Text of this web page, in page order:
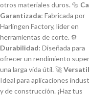
otros materiales duros. 🔩
Garantizada: Fabricada por
Harlingen Factory, líder en
herramientas de corte. ⚙️
Durabilidad: Diseñada para
ofrecer un rendimiento
una larga vida útil. 🚀
Ideal para aplicaciones
y de construcción. ¡Haz tus